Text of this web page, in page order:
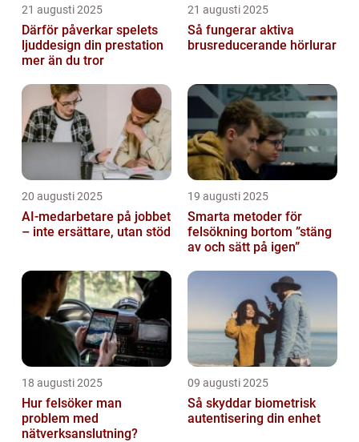
21 augusti 2025
Därför påverkar spelets
ljuddesign din prestation
mer än du tror
21 augusti 2025
Så fungerar aktiva
brusreducerande hörlurar
20 augusti 2025
AI‑medarbetare på jobbet
– inte ersättare, utan stöd
19 augusti 2025
Smarta metoder för
felsökning bortom ”stäng
av och sätt på igen”
18 augusti 2025
Hur felsöker man
problem med
nätverksanslutning?
09 augusti 2025
Så skyddar biometrisk
autentisering din enhet